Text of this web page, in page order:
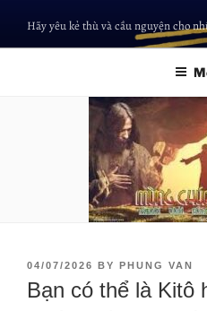
Hãy yêu kẻ thù và cầu nguyện cho
04/07/2026 BY PHUNG VAN
Bạn có thể là Kitô